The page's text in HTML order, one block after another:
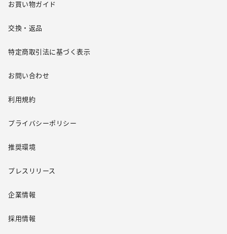
お買い物ガイド
交換・返品
特定商取引法に基づく表示
お問い合わせ
利用規約
プライバシーポリシー
推奨環境
プレスリリース
企業情報
採用情報